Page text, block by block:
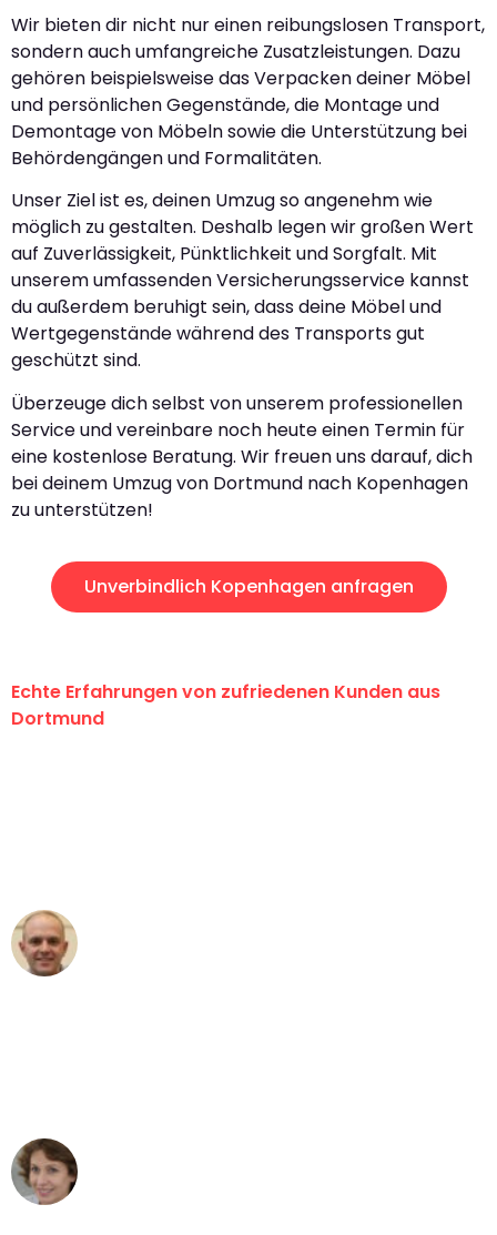
Wir bieten dir nicht nur einen reibungslosen Transport,
sondern auch umfangreiche Zusatzleistungen. Dazu
gehören beispielsweise das Verpacken deiner Möbel
und persönlichen Gegenstände, die Montage und
Demontage von Möbeln sowie die Unterstützung bei
Behördengängen und Formalitäten.
Unser Ziel ist es, deinen Umzug so angenehm wie
möglich zu gestalten. Deshalb legen wir großen Wert
auf Zuverlässigkeit, Pünktlichkeit und Sorgfalt. Mit
unserem umfassenden Versicherungsservice kannst
du außerdem beruhigt sein, dass deine Möbel und
Wertgegenstände während des Transports gut
geschützt sind.
Überzeuge dich selbst von unserem professionellen
Service und vereinbare noch heute einen Termin für
eine kostenlose Beratung. Wir freuen uns darauf, dich
bei deinem Umzug von Dortmund nach Kopenhagen
zu unterstützen!
Unverbindlich Kopenhagen anfragen
Echte Erfahrungen von zufriedenen Kunden aus
Dortmund